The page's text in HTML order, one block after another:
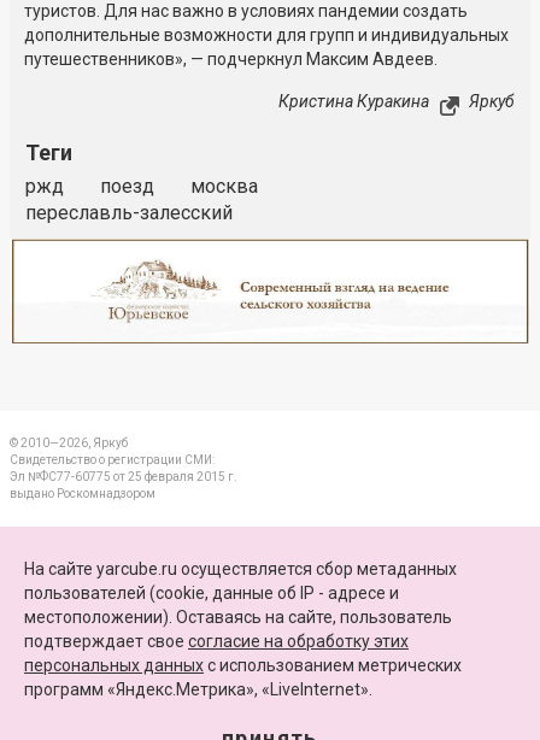
туристов. Для нас важно в условиях пандемии создать
дополнительные возможности для групп и индивидуальных
путешественников», — подчеркнул Максим Авдеев.
Кристина Куракина Яркуб
Теги
ржд поезд
москва
переславль-залесский
© 2010—2026, Яркуб
Свидетельство о регистрации СМИ:
Эл №ФС77-60775 от 25 февраля 2015 г.
выдано Роскомнадзором
ПАРТНЕРЫ
КАРТА САЙТА
+7 (4852) 64-15-52
На сайте yarcube.ru осуществляется сбор метаданных
пользователей (cookie, данные об IP - адресе и
местоположении). Оставаясь на сайте, пользователь
подтверждает свое согласие на обработку этих
персональных данныхc использованием метрических
программ «Яндекс.Метрика», «LiveInternet».